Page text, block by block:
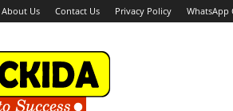
About Us Contact Us Privacy Policy WhatsApp
MPSCKida.com
सर्व
नवीन
जाहिराती